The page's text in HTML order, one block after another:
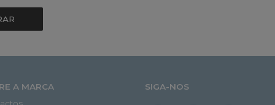
A MARCA
SIGA-NOS